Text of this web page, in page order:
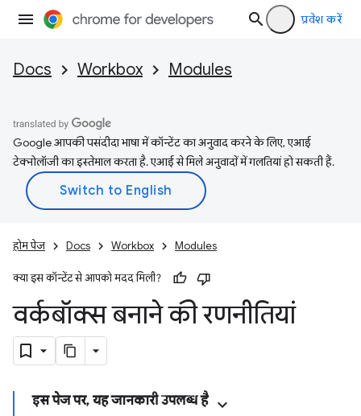
प्रवेश करें
Docs Workbox Modules
Google आपकी पसंदीदा भाषा में कॉन्टेंट का अनुवाद करने के लिए, एआई
टेक्नोलॉजी का इस्तेमाल करता है. एआई से मिले अनुवादों में गलतियां हो सकती हैं.
होम पेज Docs Workbox Modules
क्या इस कॉन्टेंट से आपको मदद मिली?
वर्कबॉक्स बनाने की रणनीतियां
इस पेज पर, यह जानकारी उपलब्ध है